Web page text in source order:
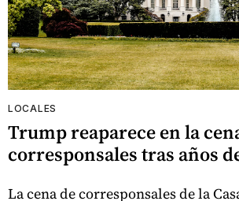
LOCALES
Trump reaparece en la
corresponsales tras años
La cena de corresponsales de la